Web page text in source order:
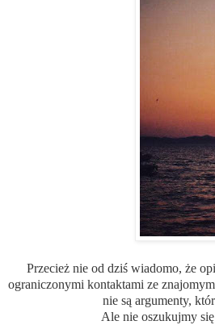
Przecież nie od dziś wiadomo, że
ograniczonymi kontaktami ze
nie są argumenty,
Ale nie oszukujmy